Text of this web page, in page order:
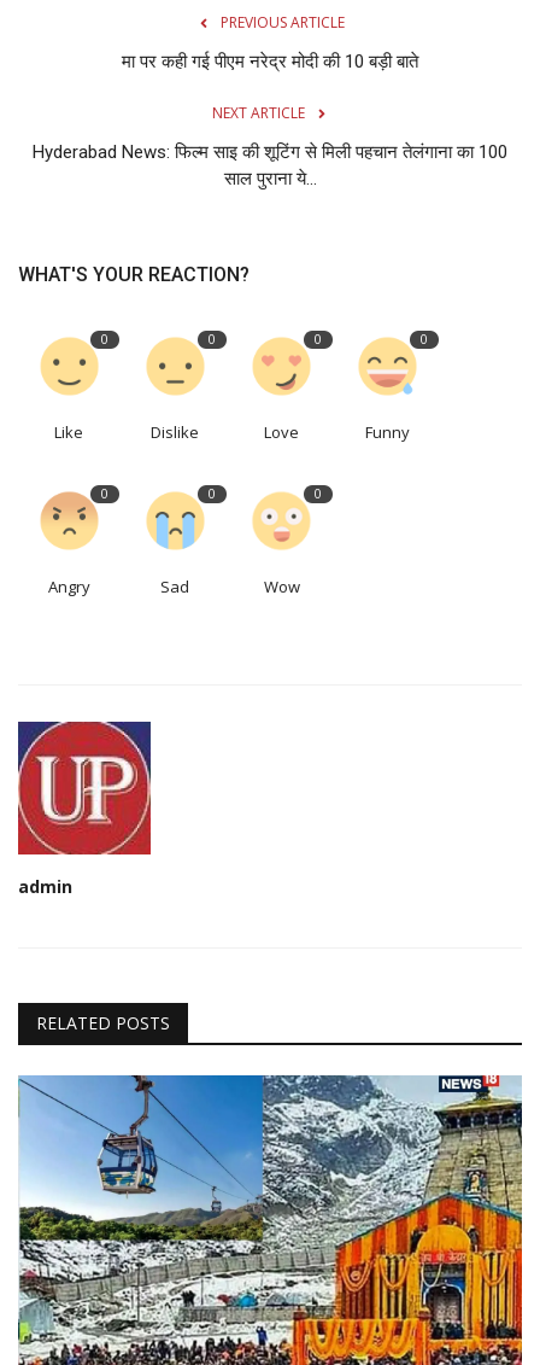
PREVIOUS ARTICLE
मा पर कही गई पीएम नरेद्र मोदी की 10 बड़ी बाते
NEXT ARTICLE
Hyderabad News: फिल्म साइ की शूटिंग से मिली पहचान तेलंगाना का 100
साल पुराना ये...
WHAT'S YOUR REACTION?
0
Like
0
Dislike
0
Love
0
Funny
0
Angry
0
Sad
0
Wow
admin
RELATED POSTS